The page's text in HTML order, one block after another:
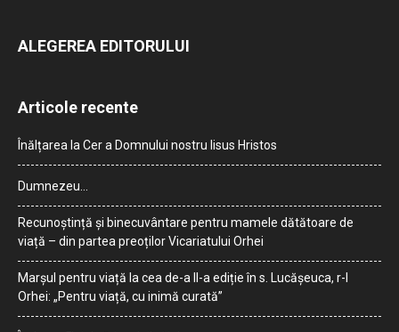
ALEGEREA EDITORULUI
Articole recente
Înălțarea la Cer a Domnului nostru Iisus Hristos
Dumnezeu…
Recunoștință și binecuvântare pentru mamele dătătoare de
viață – din partea preoților Vicariatului Orhei
Marșul pentru viață la cea de-a II-a ediție în s. Lucășeuca, r-l
Orhei: „Pentru viață, cu inimă curată”